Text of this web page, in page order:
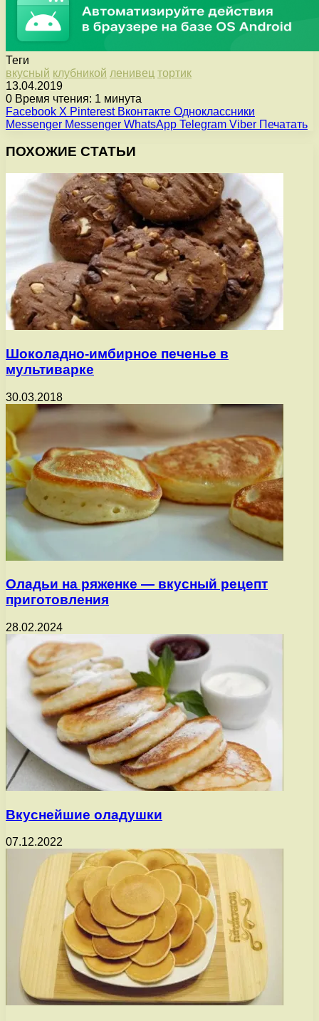
Теги
вкусный клубникой ленивец тортик
13.04.2019
0 Время чтения: 1 минута
Facebook X Pinterest Вконтакте Одноклассники
Messenger Messenger WhatsApp Telegram Viber Печатать
ПОХОЖИЕ СТАТЬИ
Шоколадно-имбирное печенье в
мультиварке
30.03.2018
Оладьи на ряженке — вкусный рецепт
приготовления
28.02.2024
Вкуснейшие оладушки
07.12.2022